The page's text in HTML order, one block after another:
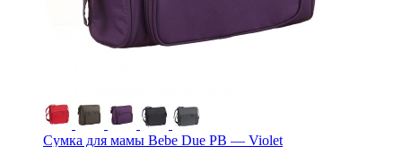
Сумка для мамы Bebe Due PB — Violet